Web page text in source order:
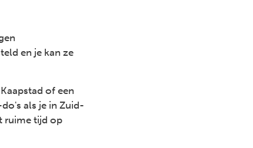
en je kan ze
of een
als je in Zuid-
ruime tijd op